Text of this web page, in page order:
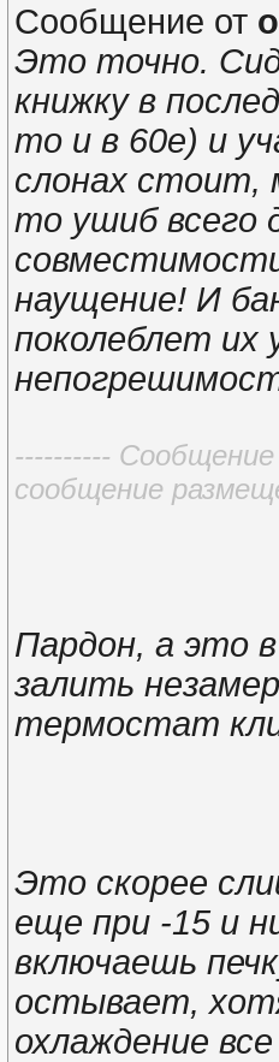
Сообщение от
Это точно.
книжку в
то и в 60е) и
слонах стоит,
то ушиб всего
наущение! И
поколеблет их
----------
сообщение
Пардон, а это
залить
термостат
Это скорее
еще при -15 и
включаешь
остывает,
охлаждение